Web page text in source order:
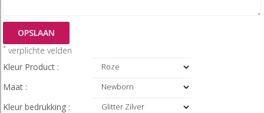
OPSLAAN
* verplichte velden
Kleur Product :
Maat :
Kleur bedrukking :